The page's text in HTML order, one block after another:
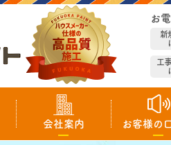
お
新
工
会社案内 お客様の